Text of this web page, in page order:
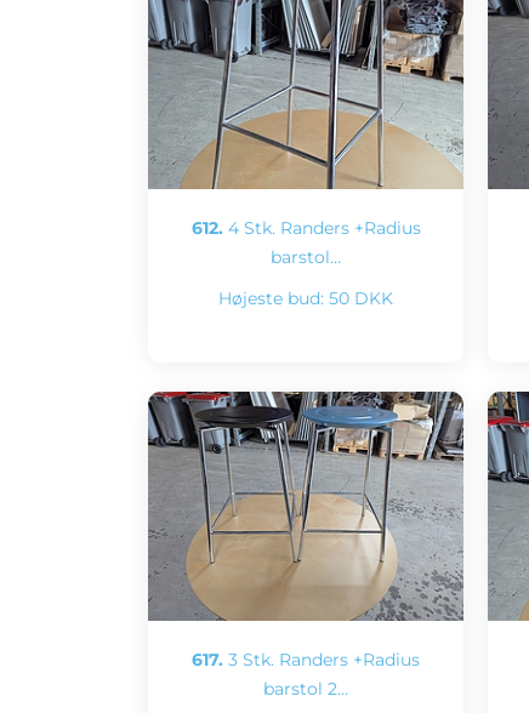
612. 4 Stk. Randers +Radius
barstol…
Højeste bud: 50 DKK
617. 3 Stk. Randers +Radius
barstol 2…